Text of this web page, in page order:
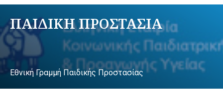
ΠΑΙΔΙΚΗ ΠΡΟΣΤΑΣΙΑ
Εθνική Γραμμή Παιδικής Προστασίας